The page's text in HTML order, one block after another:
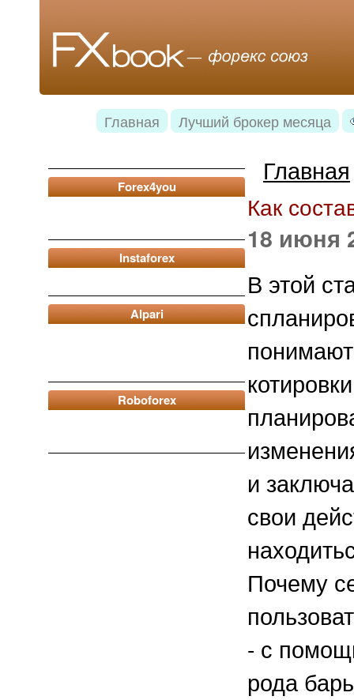
Главная Лучший брокер месяца
Forex4you
Instaforex
Alpari
Roboforex
Главная
Как
18 июня
В этой
и
свои
Почему
- с
рода